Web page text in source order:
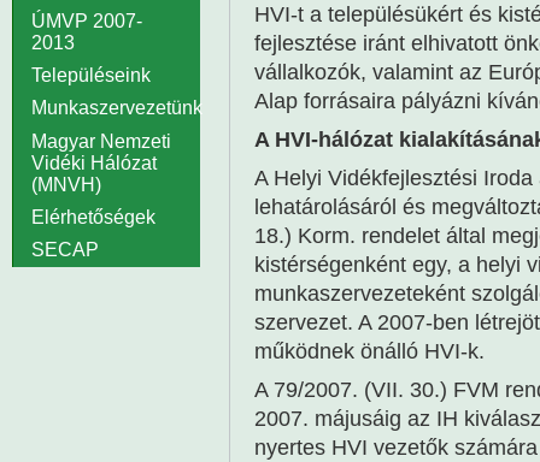
HVI-t a településükért és
fejlesztése iránt elhivatott
vállalkozók, valamint az
Alap forrásaira pályázni
A HVI-hálózat
A Helyi Vidékfejlesztési
lehatárolásáról és
18.) Korm. rendelet által
kistérségenként egy, a helyi
munkaszervezeteként
szervezet. A 2007-ben
működnek önálló HVI-k.
A 79/2007. (VII. 30.) FVM
2007. májusáig az IH
nyertes HVI vezetők
ÚMVP 2007-
2013
Településeink
Munkaszervezetünk
Magyar Nemzeti
Vidéki Hálózat
(MNVH)
Elérhetőségek
SECAP